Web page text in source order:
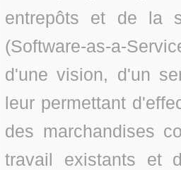
entrepôts et de la
(Software-as-a-
d'une vision, d'un
leur permettant
des marchandises
travail existants et